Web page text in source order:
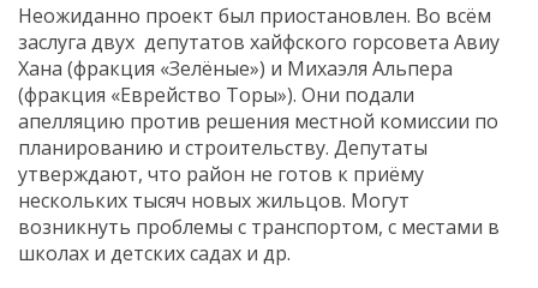
Неожиданно проект был приостановлен. Во всём
заслуга двух депутатов хайфского горсовета Авиу
Хана (фракция «Зелёные») и Михаэля Альпера
(фракция «Еврейство Торы»). Они подали
апелляцию против решения местной комиссии по
планированию и строительству. Депутаты
утверждают, что район не готов к приёму
нескольких тысяч новых жильцов. Могут
возникнуть проблемы с транспортом, с местами в
школах и детских садах и др.